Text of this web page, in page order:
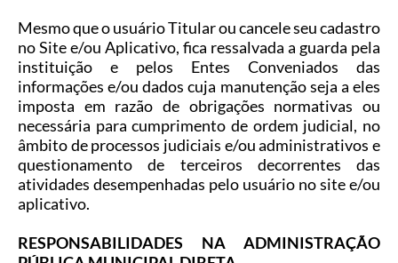
Mesmo que o usuário Titular ou cancele seu cadastro
no Site e/ou Aplicativo, fica ressalvada a guarda pela
instituição e pelos Entes Conveniados das
informações e/ou dados cuja manutenção seja a eles
imposta em razão de obrigações normativas ou
necessária para cumprimento de ordem judicial, no
âmbito de processos judiciais e/ou administrativos e
questionamento de terceiros decorrentes das
atividades desempenhadas pelo usuário no site e/ou
aplicativo.
RESPONSABILIDADES NA ADMINISTRAÇÃO